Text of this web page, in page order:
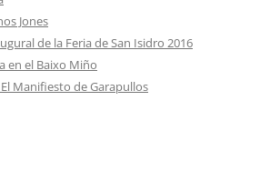
Jones
de la Feria de San Isidro 2016
en el Baixo Miño
Manifiesto de Garapullos